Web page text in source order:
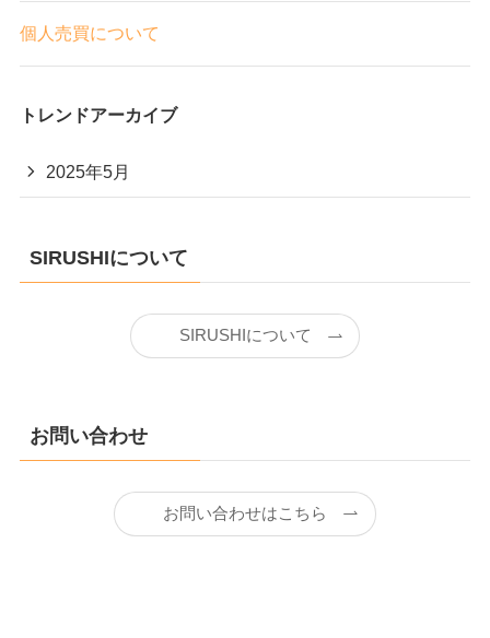
個人売買について
トレンドアーカイブ
2025年5月
SIRUSHIについて
SIRUSHIについて
お問い合わせ
お問い合わせはこちら